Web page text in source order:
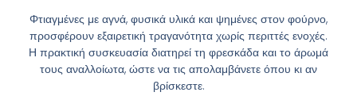
Φτιαγμένες με αγνά, φυσικά υλικά και ψημένες στον φούρνο,
προσφέρουν εξαιρετική τραγανότητα χωρίς περιττές ενοχές.
Η πρακτική συσκευασία διατηρεί τη φρεσκάδα και το άρωμά
τους αναλλοίωτα, ώστε να τις απολαμβάνετε όπου κι αν
βρίσκεστε.